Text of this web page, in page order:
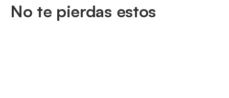
No te pierdas estos